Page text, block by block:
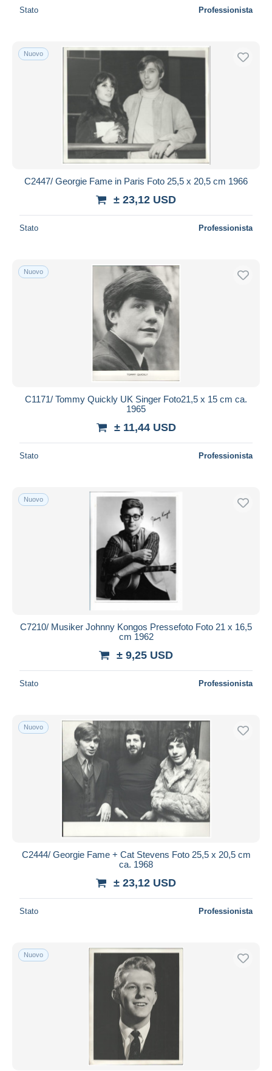
Stato Professionista
Nuovo
C2447/ Georgie Fame in Paris Foto 25,5 x 20,5 cm 1966
± 23,12 USD
Stato Professionista
Nuovo
C1171/ Tommy Quickly UK Singer Foto21,5 x 15 cm ca.
1965
± 11,44 USD
Stato Professionista
Nuovo
C7210/ Musiker Johnny Kongos Pressefoto Foto 21 x 16,5
cm 1962
± 9,25 USD
Stato Professionista
Nuovo
C2444/ Georgie Fame + Cat Stevens Foto 25,5 x 20,5 cm
ca. 1968
± 23,12 USD
Stato Professionista
Nuovo